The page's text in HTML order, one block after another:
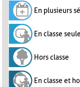
En plusieurs
En classe
Hors classe
En classe et